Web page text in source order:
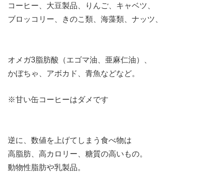
コーヒー、大豆製品、りんご、キャベツ、
ブロッコリー、きのこ類、海藻類、ナッツ、
オメガ3脂肪酸（エゴマ油、亜麻仁油）、
かぼちゃ、アボカド、青魚などなど。
※甘い缶コーヒーはダメです
逆に、数値を上げてしまう食べ物は
高脂肪、高カロリー、糖質の高いもの。
動物性脂肪や乳製品。